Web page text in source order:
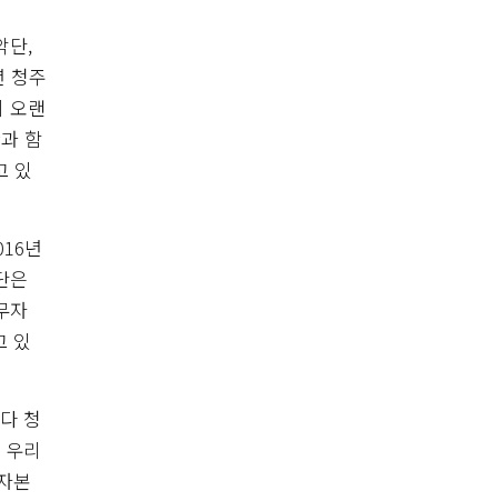
단,
청주
오랜
함
있
년
은
자
있
청
리
본